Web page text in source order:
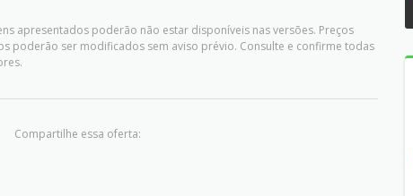
apresentados poderão não estar disponíveis nas versões. Preços
poderão ser modificados sem aviso prévio. Consulte e confirme todas
Compartilhe essa oferta: